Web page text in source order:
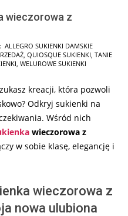
wieczorowa z
ALLEGRO SUKIENKI DAMSKIE
QUIOSQUE SUKIENKI TANIE
WELUROWE SUKIENKI
kreacji, która pozwoli
Odkryj sukienki na
Wśród nich
wieczorowa z
w sobie klasę, elegancję i
wieczorowa z
nowa ulubiona